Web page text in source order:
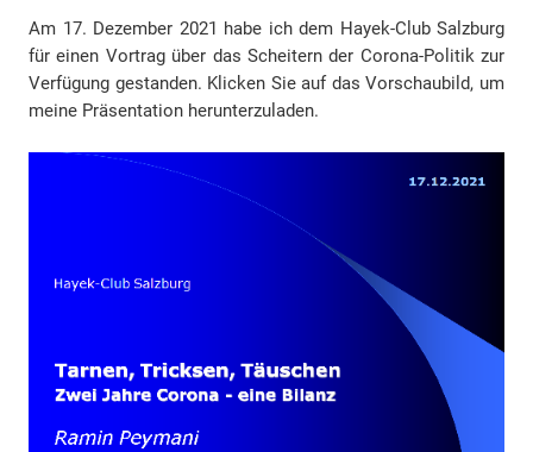
Am 17. Dezember 2021 habe ich dem Hayek-Club Salzburg
für einen Vortrag über das Scheitern der Corona-Politik zur
Verfügung gestanden. Klicken Sie auf das Vorschaubild, um
meine Präsentation herunterzuladen.